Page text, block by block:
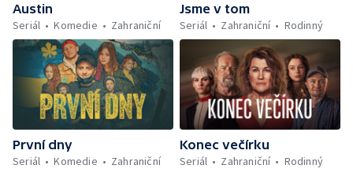
Austin
Seriál
Komedie Zahraniční
Jsme v tom
Seriál
Zahraniční Rodinný
První dny
Seriál
Komedie Zahraniční
Konec večírku
Seriál
Zahraniční Rodinný